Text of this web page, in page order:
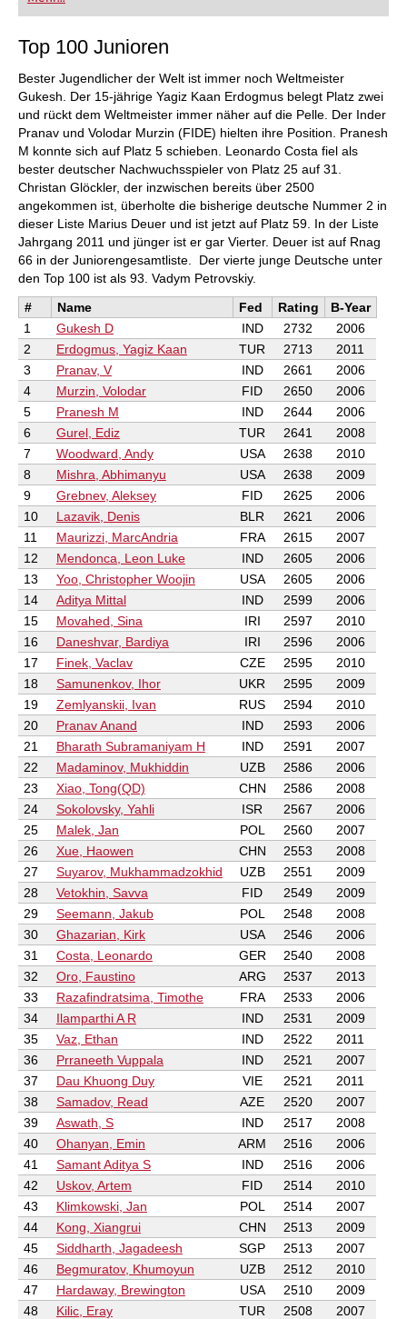
Ausgaben pro Jahr). Erhältlich als direkter
Download.
etc.!
Top 100 Junioren
Bester Jugendlicher der Welt ist immer noch Weltmeister
Gukesh. Der 15-jährige Yagiz Kaan Erdogmus belegt Platz zwei
und rückt dem Weltmeister immer näher auf die Pelle. Der Inder
Pranav und Volodar Murzin (FIDE) hielten ihre Position. Pranesh
M konnte sich auf Platz 5 schieben. Leonardo Costa fiel als
bester deutscher Nachwuchsspieler von Platz 25 auf 31.
Christan Glöckler, der inzwischen bereits über 2500
angekommen ist, überholte die bisherige deutsche Nummer 2 in
dieser Liste Marius Deuer und ist jetzt auf Platz 59. In der Liste
Jahrgang 2011 und jünger ist er gar Vierter. Deuer ist auf Rnag
66 in der Juniorengesamtliste. Der vierte junge Deutsche unter
den Top 100 ist als 93. Vadym Petrovskiy.
#
Name Fed Rating
B-Year
1
Gukesh D IND 2732
2006
2
Erdogmus, Yagiz Kaan TUR 2713
2011
3
Pranav, V IND 2661
2006
4
Murzin, Volodar FID 2650
2006
5
Pranesh M IND 2644
2006
6
Gurel, Ediz TUR 2641
2008
7
Woodward, Andy USA 2638
2010
8
Mishra, Abhimanyu USA 2638
2009
9
Grebnev, Aleksey FID 2625
2006
10
Lazavik, Denis BLR 2621
2006
11
Maurizzi, MarcAndria FRA 2615
2007
12
Mendonca, Leon Luke IND 2605
2006
13
Yoo, Christopher Woojin USA 2605
2006
14
Aditya Mittal IND 2599
2006
15
Movahed, Sina IRI 2597
2010
16
Daneshvar, Bardiya IRI 2596
2006
17
Finek, Vaclav CZE 2595
2010
18
Samunenkov, Ihor UKR 2595
2009
19
Zemlyanskii, Ivan RUS 2594
2010
20
Pranav Anand IND 2593
2006
21
Bharath Subramaniyam H IND 2591
2007
22
Madaminov, Mukhiddin UZB 2586
2006
23
Xiao, Tong(QD) CHN 2586
2008
24
Sokolovsky, Yahli ISR 2567
2006
25
Malek, Jan POL 2560
2007
26
Xue, Haowen CHN 2553
2008
27
Suyarov, Mukhammadzokhid UZB 2551
2009
28
Vetokhin, Savva FID 2549
2009
29
Seemann, Jakub POL 2548
2008
30
Ghazarian, Kirk USA 2546
2006
31
Costa, Leonardo GER 2540
2008
32
Oro, Faustino ARG 2537
2013
33
Razafindratsima, Timothe FRA 2533
2006
34
Ilamparthi A R IND 2531
2009
35
Vaz, Ethan IND 2522
2011
36
Prraneeth Vuppala IND 2521
2007
37
Dau Khuong Duy VIE 2521
2011
38
Samadov, Read AZE 2520
2007
39
Aswath, S IND 2517
2008
40
Ohanyan, Emin ARM 2516
2006
41
Samant Aditya S IND 2516
2006
42
Uskov, Artem FID 2514
2010
43
Klimkowski, Jan POL 2514
2007
44
Kong, Xiangrui CHN 2513
2009
45
Siddharth, Jagadeesh SGP 2513
2007
46
Begmuratov, Khumoyun UZB 2512
2010
47
Hardaway, Brewington USA 2510
2009
48
Kilic, Eray TUR 2508
2007